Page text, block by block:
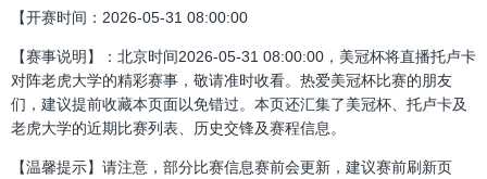
【开赛时间：2026-05-31 08:00:00
【赛事说明】：北京时间2026-05-31 08:00:00，美冠杯将直播托卢卡
对阵老虎大学的精彩赛事，敬请准时收看。热爱美冠杯比赛的朋友
们，建议提前收藏本页面以免错过。本页还汇集了美冠杯、托卢卡及
老虎大学的近期比赛列表、历史交锋及赛程信息。
【温馨提示】请注意，部分比赛信息赛前会更新，建议赛前刷新页